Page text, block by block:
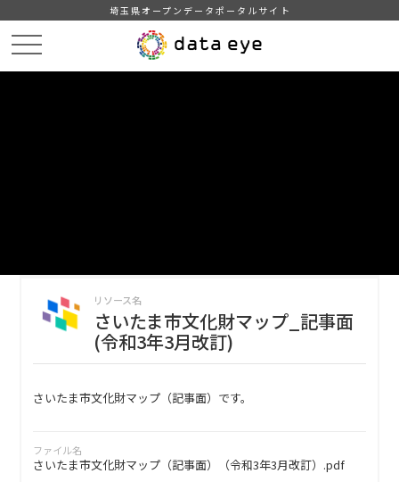
埼玉県オープンデータポータルサイト
リソース名
さいたま市文化財マップ_記事面
(令和3年3月改訂)
さいたま市文化財マップ（記事面）です。
ファイル名
さいたま市文化財マップ（記事面）（令和3年3月改訂）.pdf